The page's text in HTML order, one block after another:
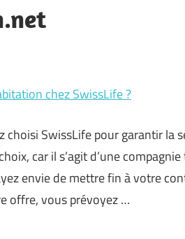
chez SwissLife ?
choisi SwissLife pour garantir la
car il s’agit d’une
envie de mettre fin à votre
offre, vous prévoyez …